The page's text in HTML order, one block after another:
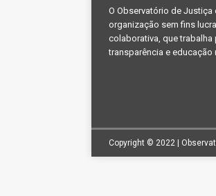
[ maio
[ abril
O Observatório de Justiça
organização sem fins
colaborativa, que trabalha
transparência e
Copyright © 2022 |